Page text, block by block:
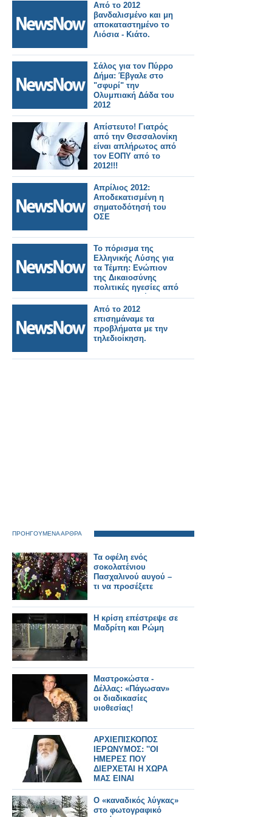
Από το 2012
βανδαλισμένο και μη
αποκαταστημένο το
Λιόσια - Κιάτο.
Σάλος για τον Πύρρο
Δήμα: Έβγαλε στο
"σφυρί" την
Ολυμπιακή Δάδα του
2012
Απίστευτο! Γιατρός
από την Θεσσαλονίκη
είναι απλήρωτος από
τον ΕΟΠΥ από το
2012!!!
Απρίλιος 2012:
Αποδεκατισμένη η
σηματοδότησή του
ΟΣΕ
Το πόρισμα της
Ελληνικής Λύσης για
τα Τέμπη: Ενώπιον
της Δικαιοσύνης
πολιτικές ηγεσίες από
το 2012, στελέχη των
σιδηροδρομικών
εταιρειών και
εργολάβοι
Από το 2012
επισημάναμε τα
προβλήματα με την
τηλεδιοίκηση.
ΠΡΟΗΓΟΥΜΕΝΑ ΑΡΘΡΑ
Τα οφέλη ενός
σοκολατένιου
Πασχαλινού αυγού –
τι να προσέξετε
Η κρίση επέστρεψε σε
Μαδρίτη και Ρώμη
Μαστροκώστα -
Δέλλας: «Πάγωσαν»
οι διαδικασίες
υιοθεσίας!
ΑΡΧΙΕΠΙΣΚΟΠΟΣ
ΙΕΡΩΝΥΜΟΣ: ''ΟΙ
ΗΜΕΡΕΣ ΠΟΥ
ΔΙΕΡΧΕΤΑΙ Η ΧΩΡΑ
ΜΑΣ ΕΙΝΑΙ
ΓΟΛΓΟΘΑΣ''
Ο «καναδικός λύγκας»
στο φωτογραφικό